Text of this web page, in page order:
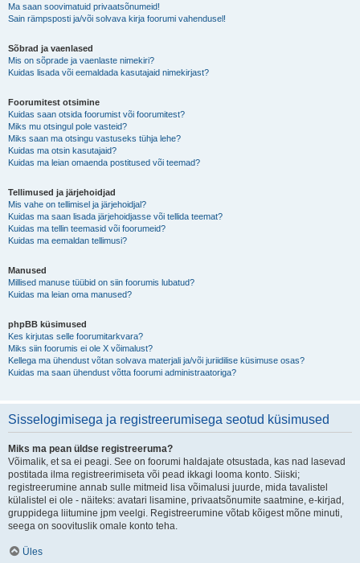
Ma saan soovimatuid privaatsõnumeid!
Sain rämpsposti ja/või solvava kirja foorumi vahendusel!
Sõbrad ja vaenlased
Mis on sõprade ja vaenlaste nimekiri?
Kuidas lisada või eemaldada kasutajaid nimekirjast?
Foorumitest otsimine
Kuidas saan otsida foorumist või foorumitest?
Miks mu otsingul pole vasteid?
Miks saan ma otsingu vastuseks tühja lehe?
Kuidas ma otsin kasutajaid?
Kuidas ma leian omaenda postitused või teemad?
Tellimused ja järjehoidjad
Mis vahe on tellimisel ja järjehoidjal?
Kuidas ma saan lisada järjehoidjasse või tellida teemat?
Kuidas ma tellin teemasid või foorumeid?
Kuidas ma eemaldan tellimusi?
Manused
Millised manuse tüübid on siin foorumis lubatud?
Kuidas ma leian oma manused?
phpBB küsimused
Kes kirjutas selle foorumitarkvara?
Miks siin foorumis ei ole X võimalust?
Kellega ma ühendust võtan solvava materjali ja/või juriidilise küsimuse osas?
Kuidas ma saan ühendust võtta foorumi administraatoriga?
Sisselogimisega ja registreerumisega seotud küsimused
Miks ma pean üldse registreeruma?
Võimalik, et sa ei peagi. See on foorumi haldajate otsustada, kas nad lasevad
postitada ilma registreerimiseta või pead ikkagi looma konto. Siiski;
registreerumine annab sulle mitmeid lisa võimalusi juurde, mida tavalistel
külalistel ei ole - näiteks: avatari lisamine, privaatsõnumite saatmine, e-kirjad,
gruppidega liitumine jpm veelgi. Registreerumine võtab kõigest mõne minuti,
seega on soovituslik omale konto teha.
Üles